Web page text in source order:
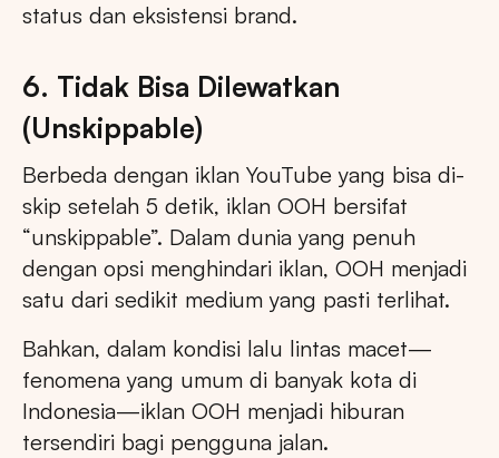
status dan eksistensi brand.
6. Tidak Bisa Dilewatkan
(Unskippable)
Berbeda dengan iklan YouTube yang bisa di-
skip setelah 5 detik, iklan OOH bersifat
“unskippable”. Dalam dunia yang penuh
dengan opsi menghindari iklan, OOH menjadi
satu dari sedikit medium yang pasti terlihat.
Bahkan, dalam kondisi lalu lintas macet—
fenomena yang umum di banyak kota di
Indonesia—iklan OOH menjadi hiburan
tersendiri bagi pengguna jalan.